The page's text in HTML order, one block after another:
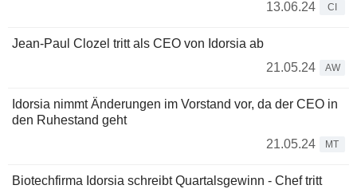
13.06.24
CI
Jean-Paul Clozel tritt als CEO von Idorsia ab
21.05.24
AW
Idorsia nimmt Änderungen im Vorstand vor, da der CEO in
den Ruhestand geht
21.05.24
MT
Biotechfirma Idorsia schreibt Quartalsgewinn - Chef tritt